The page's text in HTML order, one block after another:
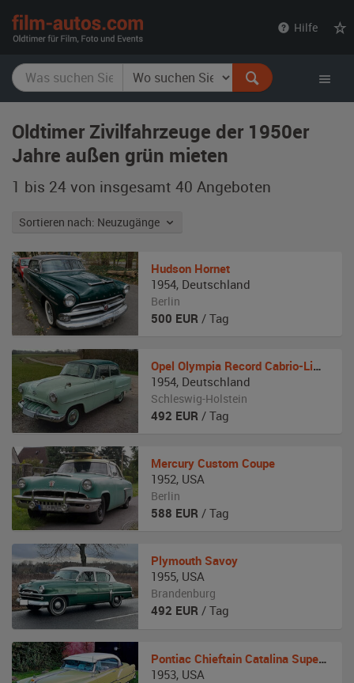
Hilfe
Oldtimer Zivilfahrzeuge der 1950er
Jahre außen grün mieten
1 bis 24 von insgesamt 40 Angeboten
Sortieren nach: Neuzugänge
Hudson Hornet
1954, Deutschland
Berlin
500 EUR / Tag
Opel Olympia Record Cabrio-Limousine
1954, Deutschland
Schleswig-Holstein
492 EUR / Tag
Mercury Custom Coupe
1952, USA
Berlin
588 EUR / Tag
Plymouth Savoy
1955, USA
Brandenburg
492 EUR / Tag
Pontiac Chieftain Catalina Super Deluxe
1953, USA